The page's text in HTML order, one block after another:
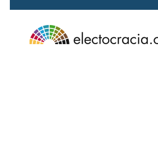
Ir al contenido principal